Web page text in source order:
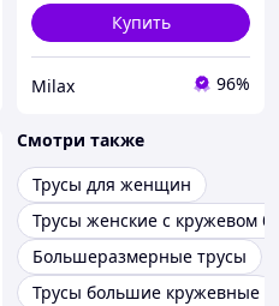
Купить
Milax 96%
Смотри также
Трусы для женщин
Трусы женские с кружевом
Большеразмерные трусы
Трусы большие кружевные